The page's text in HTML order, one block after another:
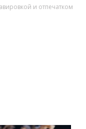
и отпечатком